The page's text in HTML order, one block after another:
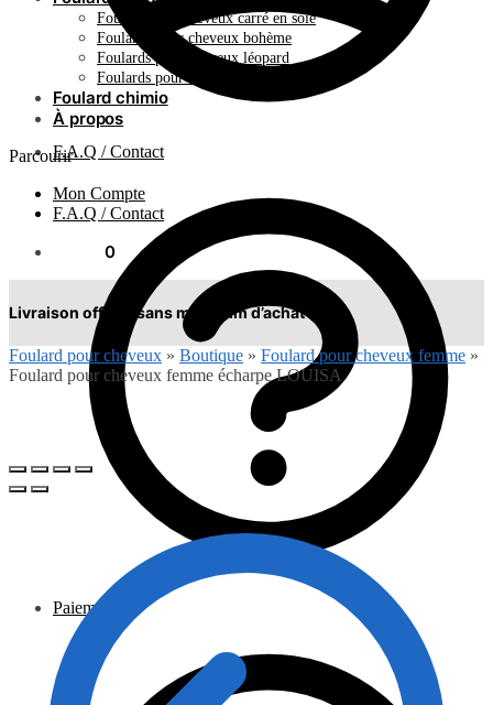
F.A.Q / Contact
Paiement
Foulard pour cheveux carré en soie
Foulards pour cheveux bohème
Foulards pour cheveux léopard
Foulards pour cheveux plissés
Foulard chimio
À propos
Parcourir
Mon Compte
F.A.Q / Contact
0
Livraison offerte sans minimum d’achat !
Foulard pour cheveux » Boutique » Foulard pour cheveux femme »
Foulard pour cheveux femme écharpe LOUISA